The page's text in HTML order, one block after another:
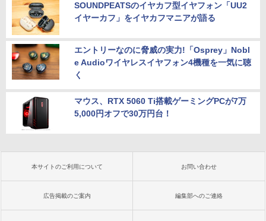
SOUNDPEATSのイヤカフ型イヤフォン「UU2
イヤーカフ」をイヤカフマニアが語る
エントリーなのに脅威の実力!「Osprey」Nobl
e Audioワイヤレスイヤフォン4機種を一気に聴
く
マウス、RTX 5060 Ti搭載ゲーミングPCが7万
5,000円オフで30万円台！
本サイトのご利用について お問い合わせ
広告掲載のご案内 編集部へのご連絡